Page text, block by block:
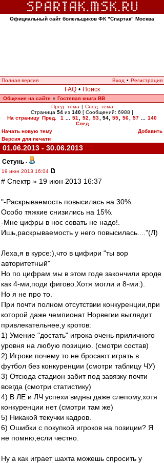
Официальный сайт болельщиков ФК "Спартак" Москва
Полная версия Вход • Регистрация
FAQ • Поиск
Общение на сайте » Гостевая книга ВВ
Пред. тема | След. тема
Страница 54 из 140 [ Сообщений: 6988 ]
На страницу Пред. 1 51 52 53 54 55 56 57
140
След.
Начать новую тему
Добавить
Версия для печати
01.06.2013 - 30.06.2013
Сетунь -
19 июн 2013 16:04
# Спектр » 19 июн 2013 16:37
"-Раскрываемость повысилась на 30%.
Особо тяжкие снизились на 15%.
-Мне цифры в нос совать не надо!.
Ишь,раскрываемость у него повысилась...."(Л)
Леха,я в курсе:),что в цифири "ты вор
авторитетный"
Но по цифрам мы в этом годе закончили вроде
как 4-ми,поди фигово.Хотя могли и 8-ми:).
Но я не про то.
При почти полном отсутствии конкуренции,при
которой даже чемпионат Норвегии выглядит
привлекательнее,у кротов:
1) Умение "достать" игрока очень приличного
уровня на любую позицию. (смотри состав)
2) Игроки почему то не бросают играть в
футбол без конкуренции (смотри таблицу ЧУ)
3) Отсюда стадион забит под завязку почти
всегда (смотри статистику)
4) В ЛЕ и ЛЧ успехи видны даже слепому,хотя
конкуренции нет (смотри там же)
5) Никакой текучки кадров.
6) Ошибки с покупкой игроков на позиции? Я
не помню,если честно.
Ну а как играет шахта можешь спросить у